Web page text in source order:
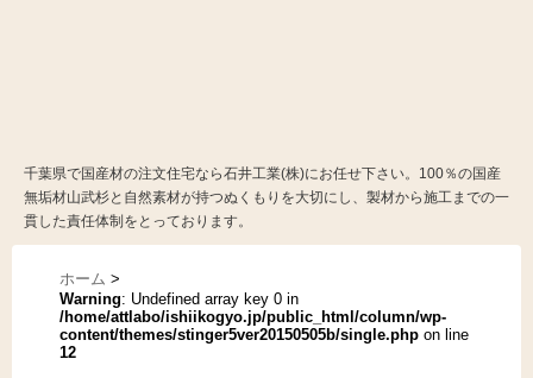
千葉県で国産材の注文住宅なら石井工業(株)にお任せ下さい。100％の国産
無垢材山武杉と自然素材が持つぬくもりを大切にし、製材から施工までの一
貫した責任体制をとっております。
ホーム >
Warning: Undefined array key 0 in
/home/attlabo/ishiikogyo.jp/public_html/column/wp-
content/themes/stinger5ver20150505b/single.php on line
12